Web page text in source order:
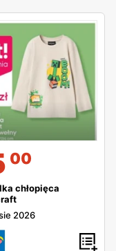
00
chłopięca
2026